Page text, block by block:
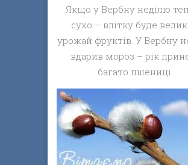
Якщо у Вербну неділю
сухо – влітку буде
урожай фруктів. У Вербну
вдарив мороз – рік
багато пшениці.